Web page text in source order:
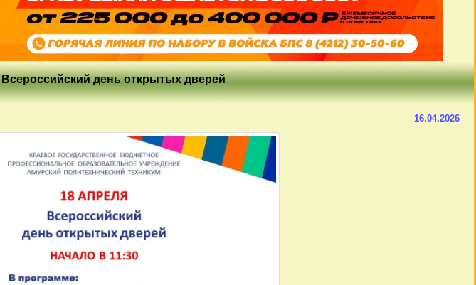
Всероссийский день открытых дверей
16.04.2026